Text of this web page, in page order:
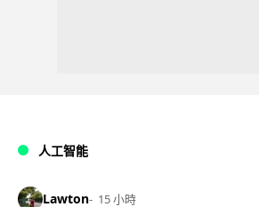
人工智能
Lawton 15 小時